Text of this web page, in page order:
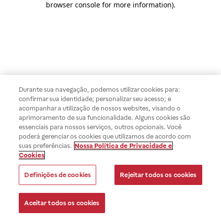
browser console for more information).
Durante sua navegação, podemos utilizar cookies para:
confirmar sua identidade; personalizar seu acesso; e
acompanhar a utilização de nossos websites, visando o
aprimoramento de sua funcionalidade. Alguns cookies são
essenciais para nossos serviços, outros opcionais. Você
poderá gerenciar os cookies que utilizamos de acordo com
suas preferências. Nossa Política de Privacidade e
Cookies
Definições de cookies Rejeitar todos os cookies
Aceitar todos os cookies